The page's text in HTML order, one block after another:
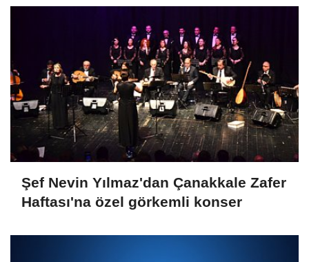
Şef Nevin Yılmaz'dan Çanakkale Zafer
Haftası'na özel görkemli konser